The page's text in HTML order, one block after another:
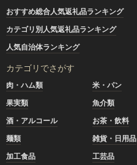
おすすめ総合人気返礼品ランキング
カテゴリ別人気返礼品ランキング
人気自治体ランキング
カテゴリでさがす
肉・ハム類 米・パン
果実類
魚介類
酒・アルコール
お茶・飲料
麺類
雑貨・日用品
加工食品
工芸品